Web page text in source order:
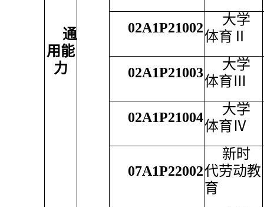
通
用能
力
02A1P21002
大学
体育Ⅱ
02A1P21003
大学
体育Ⅲ
02A1P21004
大学
体育Ⅳ
07A1P22002
新时
代劳动教
育